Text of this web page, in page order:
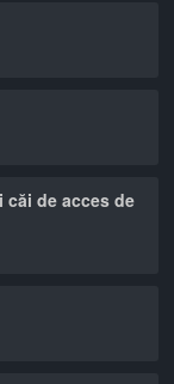
căi de acces de